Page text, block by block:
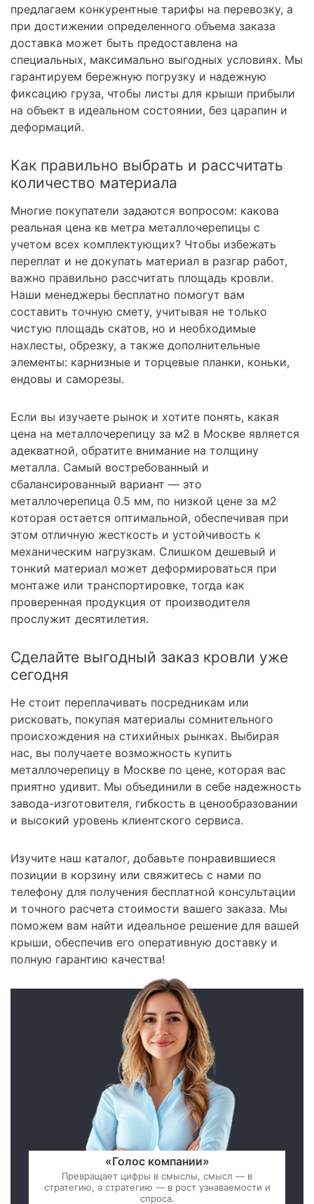
предлагаем конкурентные тарифы на перевозку, а
при достижении определенного объема заказа
доставка может быть предоставлена на
специальных, максимально выгодных условиях. Мы
гарантируем бережную погрузку и надежную
фиксацию груза, чтобы листы для крыши прибыли
на объект в идеальном состоянии, без царапин и
деформаций.
Как правильно выбрать и рассчитать
количество материала
Многие покупатели задаются вопросом: какова
реальная цена кв метра металлочерепицы с
учетом всех комплектующих? Чтобы избежать
переплат и не докупать материал в разгар работ,
важно правильно рассчитать площадь кровли.
Наши менеджеры бесплатно помогут вам
составить точную смету, учитывая не только
чистую площадь скатов, но и необходимые
нахлесты, обрезку, а также дополнительные
элементы: карнизные и торцевые планки, коньки,
ендовы и саморезы.
Если вы изучаете рынок и хотите понять, какая
цена на металлочерепицу за м2 в Москве является
адекватной, обратите внимание на толщину
металла. Самый востребованный и
сбалансированный вариант — это
металлочерепица 0.5 мм, по низкой цене за м2
которая остается оптимальной, обеспечивая при
этом отличную жесткость и устойчивость к
механическим нагрузкам. Слишком дешевый и
тонкий материал может деформироваться при
монтаже или транспортировке, тогда как
проверенная продукция от производителя
прослужит десятилетия.
Сделайте выгодный заказ кровли уже
сегодня
Не стоит переплачивать посредникам или
рисковать, покупая материалы сомнительного
происхождения на стихийных рынках. Выбирая
нас, вы получаете возможность купить
металлочерепицу в Москве по цене, которая вас
приятно удивит. Мы объединили в себе надежность
завода-изготовителя, гибкость в ценообразовании
и высокий уровень клиентского сервиса.
Изучите наш каталог, добавьте понравившиеся
позиции в корзину или свяжитесь с нами по
телефону для получения бесплатной консультации
и точного расчета стоимости вашего заказа. Мы
поможем вам найти идеальное решение для вашей
крыши, обеспечив его оперативную доставку и
полную гарантию качества!
«Голос компании»
Превращает цифры в смыслы, смысл — в
стратегию, а стратегию — в рост узнаваемости и
спроса.